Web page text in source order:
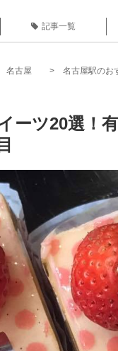
記事一覧
名古屋 名古屋駅のお
ーツ20選！